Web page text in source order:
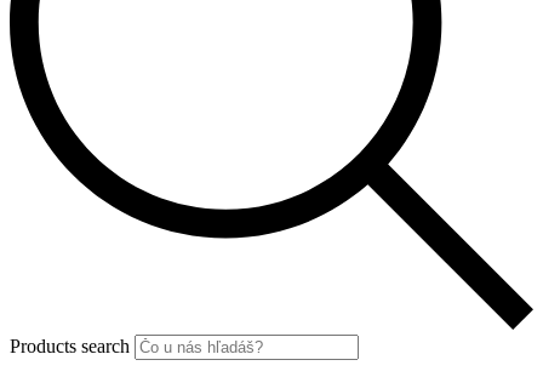
Products search